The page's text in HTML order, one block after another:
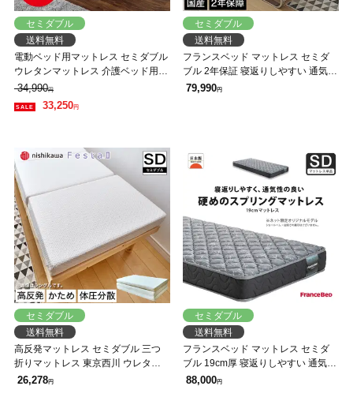
セミダブル
送料無料
電動ベッド用マットレス セミダブル
ウレタンマットレス 介護ベッド用マ
ットレス かため 7ゾーン ゾーニング
マットレス ウォッシャブル
34,990円
33,250円
セミダブル
送料無料
フランスベッド マットレス セミダ
ブル 2年保証 寝返りしやすい 通気性
良い 防ダニ 抗菌 防臭 ツインサポー
79,990円
セミダブル
送料無料
高反発マットレス セミダブル 三つ
折りマットレス 東京西川 ウレタン
フォーム 洗えるカバー 抗菌防臭加
26,278円
セミダブル
送料無料
フランスベッド マットレス セミダ
ブル 19cm厚 寝返りしやすい 通気性
良い 防ダニ 抗菌 防臭 高密度連続ス
88,000円